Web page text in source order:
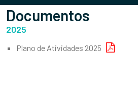
Documentos
2025
Plano de Atividades 2025